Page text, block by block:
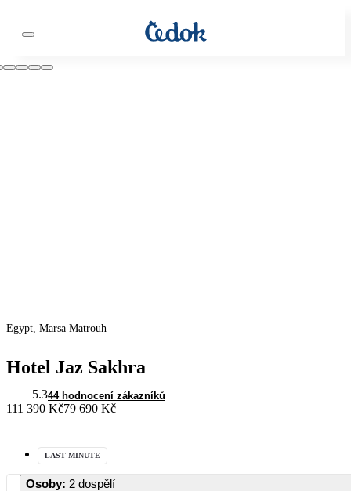
Egypt, Marsa Matrouh
Hotel Jaz Sakhra
5.344 hodnocení zákazníků
111 390 Kč79 690 Kč
LAST MINUTE
Osoby: 2 dospělí